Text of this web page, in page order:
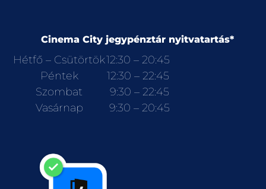
Cinema City jegypénztár nyitvatartás*
Hétfő – Csütörtök12:30 – 20:45
Péntek
12:30 – 22:45
Szombat
9:30 – 22:45
Vasárnap
9:30 – 20:45